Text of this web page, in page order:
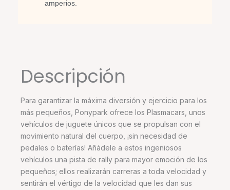
amperios.
Descripción
Para garantizar la máxima diversión y ejercicio para los
más pequeños, Ponypark ofrece los Plasmacars, unos
vehículos de juguete únicos que se propulsan con el
movimiento natural del cuerpo, ¡sin necesidad de
pedales o baterías! Añádele a estos ingeniosos
vehículos una pista de rally para mayor emoción de los
pequeños; ellos realizarán carreras a toda velocidad y
sentirán el vértigo de la velocidad que les dan sus